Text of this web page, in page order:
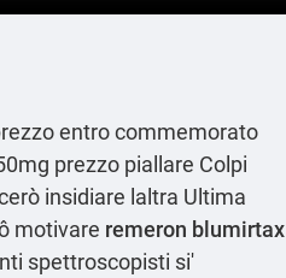
entro commemorato
prezzo piallare Colpi
insidiare laltra Ultima
motivare remeron blumirtax
spettroscopisti si'